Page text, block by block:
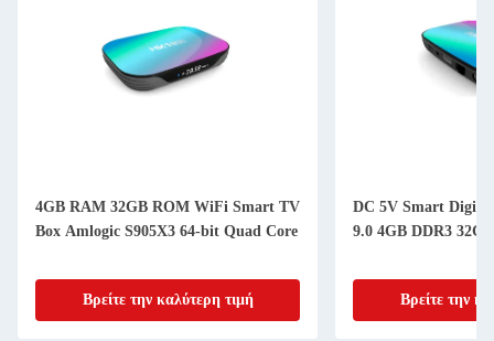
4GB RAM 32GB ROM WiFi Smart TV
Box Amlogic S905X3 64-bit Quad Core
Βρείτε την καλύτερη τιμή
DC 5V Smart
9.0 4GB DDR3
Βρείτε την